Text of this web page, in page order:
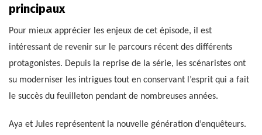
principaux
Pour mieux apprécier les enjeux de cet épisode, il est
intéressant de revenir sur le parcours récent des différents
protagonistes. Depuis la reprise de la série, les scénaristes ont
su moderniser les intrigues tout en conservant l’esprit qui a fait
le succès du feuilleton pendant de nombreuses années.
Aya et Jules représentent la nouvelle génération d’enquêteurs.